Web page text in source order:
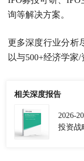
询等解决方案。
更多深度行业分析
以与500+经济学家/
相关深度报告
2026-
投资战